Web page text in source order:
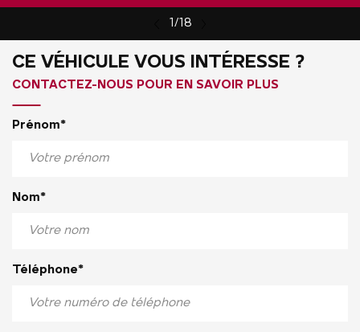
1/18
CE VÉHICULE VOUS INTÉRESSE ?
CONTACTEZ-NOUS POUR EN SAVOIR PLUS
Prénom*
Nom*
Téléphone*